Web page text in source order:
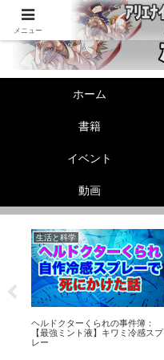
ホーム
書籍
イベント
動画
生活と科学
ヘルドクターくられの事件簿：
【最強ミント液】キワミ冷感スプ
レー
メニュー